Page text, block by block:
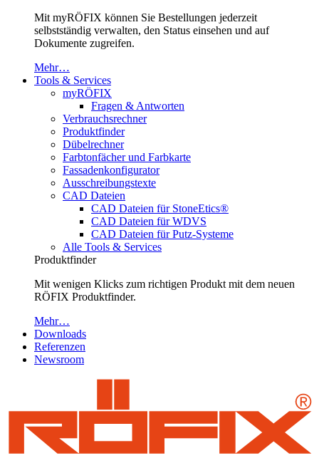
Mit myRÖFIX können Sie Bestellungen jederzeit
selbstständig verwalten, den Status einsehen und auf
Dokumente zugreifen.
Mehr…
Tools & Services
myRÖFIX
Fragen & Antworten
Verbrauchsrechner
Produktfinder
Dübelrechner
Farbtonfächer und Farbkarte
Fassadenkonfigurator
Ausschreibungstexte
CAD Dateien
CAD Dateien für StoneEtics®
CAD Dateien für WDVS
CAD Dateien für Putz-Systeme
Alle Tools & Services
Produktfinder
Mit wenigen Klicks zum richtigen Produkt mit dem neuen
RÖFIX Produktfinder.
Mehr…
Downloads
Referenzen
Newsroom